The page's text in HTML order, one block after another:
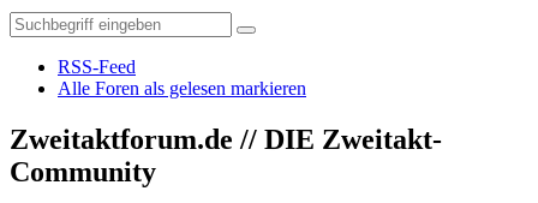
RSS-Feed
Alle Foren als gelesen markieren
Zweitaktforum.de // DIE Zweitakt-
Community